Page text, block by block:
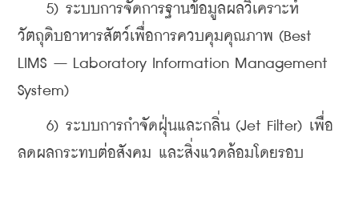
5) ระบบการจัดการฐานข้อมูลผลวิเคราะห์
วัตถุดิบอาหารสัตว์เพื่อการควบคุมคุณภาพ (Best
LIMS – Laboratory Information Management
System)
6) ระบบการกำจัดฝุ่นและกลิ่น (Jet Filter) เพื่อ
ลดผลกระทบต่อสังคม และสิ่งแวดล้อมโดยรอบ